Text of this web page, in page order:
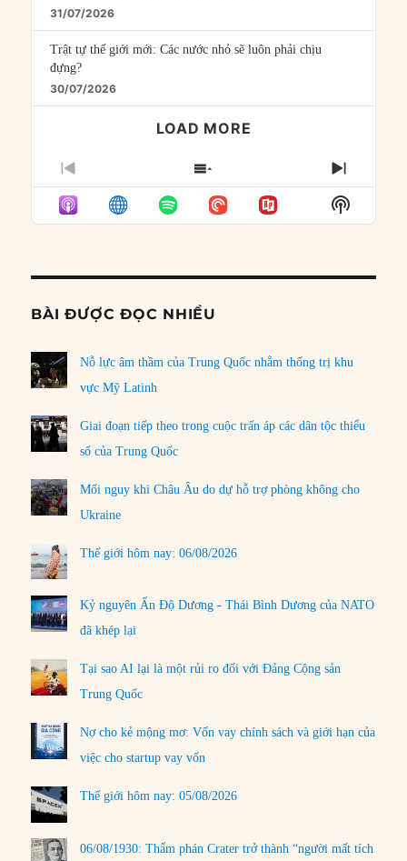
31/07/2026
Trật tự thế giới mới: Các nước nhỏ sẽ luôn phải chịu
đựng?
30/07/2026
LOAD MORE
PREVIOUS
EPISODE
SHOW
EPISODES
LIST
NEXT
Show
Podcast
BÀI ĐƯỢC ĐỌC NHIỀU
Nỗ lực âm thầm của Trung Quốc nhằm thống trị khu
vực Mỹ Latinh
Giai đoạn tiếp theo trong cuộc trấn áp các dân tộc thiểu
số của Trung Quốc
Mối nguy khi Châu Âu do dự hỗ trợ phòng không cho
Ukraine
Thế giới hôm nay: 06/08/2026
Kỷ nguyên Ấn Độ Dương - Thái Bình Dương của NATO
đã khép lại
Tại sao AI lại là một rủi ro đối với Đảng Cộng sản
Trung Quốc
Nợ cho kẻ mộng mơ: Vốn vay chính sách và giới hạn của
việc cho startup vay vốn
Thế giới hôm nay: 05/08/2026
06/08/1930: Thẩm phán Crater trở thành “người mất tích